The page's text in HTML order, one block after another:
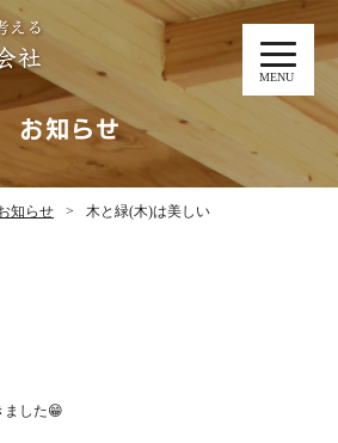
MENU
お知らせ
知らせ 木と緑(木)は美しい
ました😁